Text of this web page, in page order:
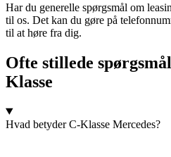
Har du generelle spørgsmål om
til os. Det kan du gøre på
til at høre fra dig.
Ofte stillede
Klasse
Hvad betyder C-Klasse Mercedes?